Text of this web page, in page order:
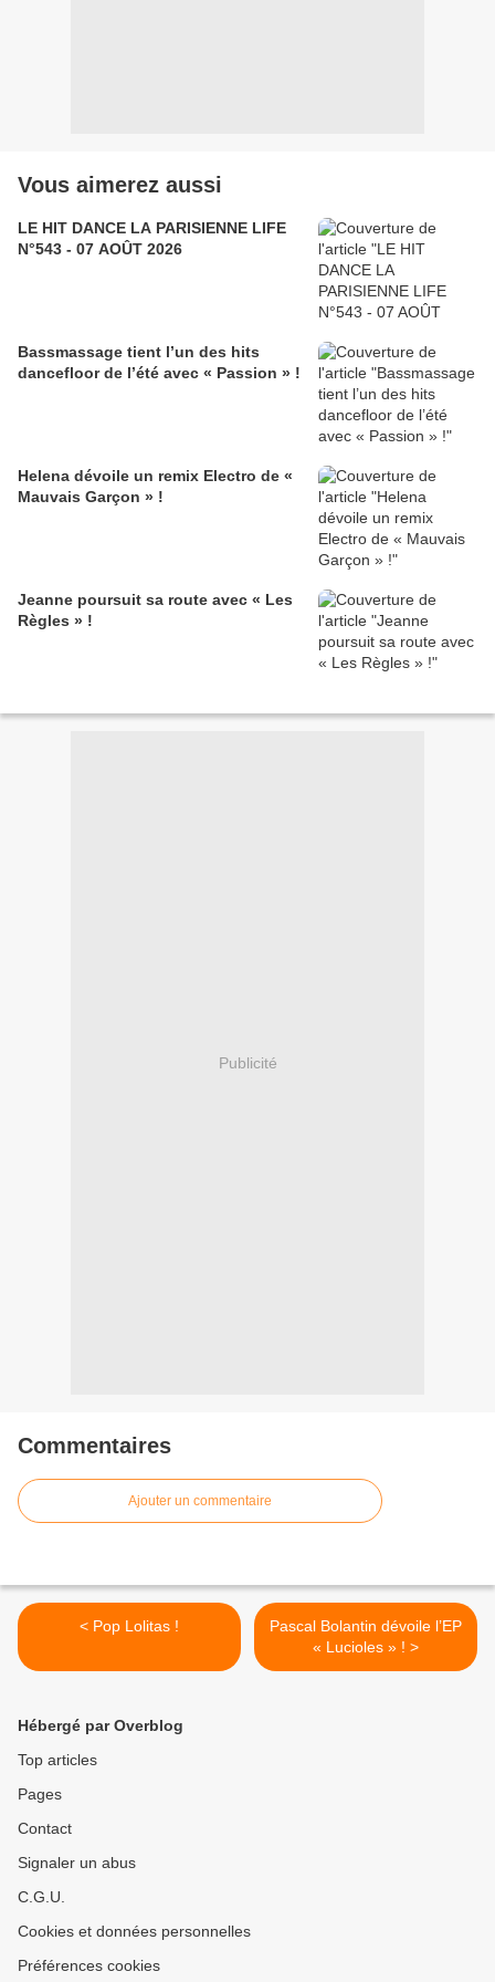
Vous aimerez aussi
LE HIT DANCE LA PARISIENNE LIFE
N°543 - 07 AOÛT 2026
Bassmassage tient l’un des hits
dancefloor de l’été avec « Passion » !
Helena dévoile un remix Electro de «
Mauvais Garçon » !
Jeanne poursuit sa route avec « Les
Règles » !
Publicité
Commentaires
Ajouter un commentaire
< Pop Lolitas !
Pascal Bolantin dévoile l’EP
« Lucioles » ! >
Hébergé par Overblog
Top articles
Pages
Contact
Signaler un abus
C.G.U.
Cookies et données personnelles
Préférences cookies